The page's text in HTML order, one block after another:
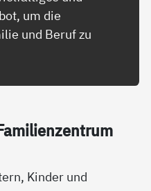
um die
und Beruf zu
Kinder und